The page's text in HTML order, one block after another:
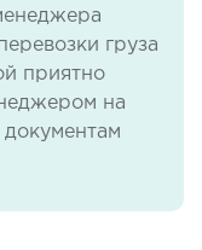
груза
приятно
на
важное -